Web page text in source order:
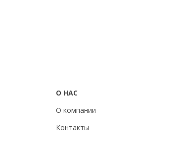
О НАС
О компании
Контакты